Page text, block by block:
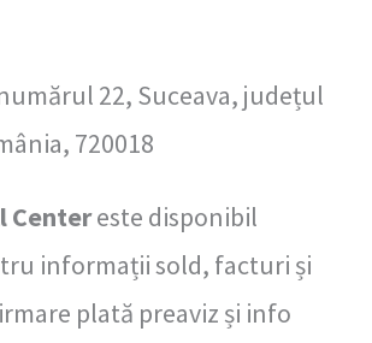
22, Suceava, județul
720018
Centereste disponibil
informații sold, facturi și
plată preaviz și info